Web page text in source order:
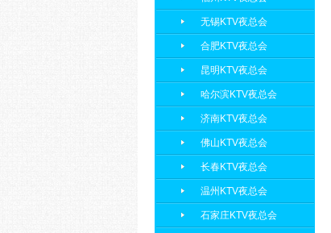
无锡KTV夜总会
合肥KTV夜总会
昆明KTV夜总会
哈尔滨KTV夜总会
济南KTV夜总会
佛山KTV夜总会
长春KTV夜总会
温州KTV夜总会
石家庄KTV夜总会